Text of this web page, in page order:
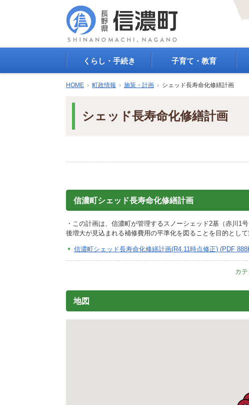
文
くらし・手続き
登録
年金・保険
生活道路
交通安全・防犯
施設
子育て・教育
保育園・幼稚園
学校給食
図書
国民スポーツ大会
HOME › 町政情報 › 施策・計画 › シェッド長寿命化修繕計画
シェッド長寿命化修繕計画
信濃町シェッド長寿命化修繕計画
・この計画は、信濃町が管理するスノーシェッド2基（赤川1
後増大が見込まれる補修費用の平準化を図ることを目的とし
信濃町シェッド長寿命化修繕計画(R4.11時点修正) (PDF
カ
地図